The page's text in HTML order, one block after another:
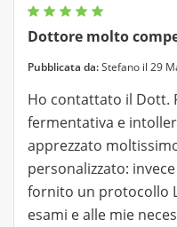
Dottore molto
Pubblicata da:Stefano il 29
Ho contattato il Dott.
fermentativa e
apprezzato
personalizzato:
fornito un protocollo
esami e alle mie